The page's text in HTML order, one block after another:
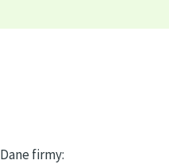
Dane firmy: